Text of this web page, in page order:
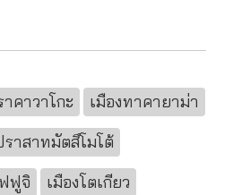
คาวาโกะ
เมืองทาคายาม่า
ราสาทมัตสึโมโต้
ฟูจิ
เมืองโตเกียว